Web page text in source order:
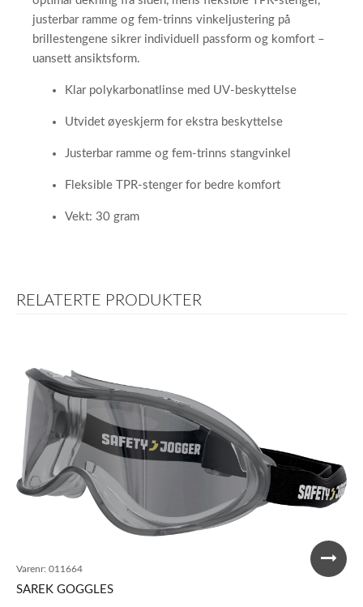
justerbar ramme og fem-trinns vinkeljustering på
brillestengene sikrer individuell passform og komfort –
uansett ansiktsform.
Klar polykarbonatlinse med UV-beskyttelse
Utvidet øyeskjerm for ekstra beskyttelse
Justerbar ramme og fem-trinns stangvinkel
Fleksible TPR-stenger for bedre komfort
Vekt: 30 gram
RELATERTE PRODUKTER
Varenr: 011664
SAREK GOGGLES